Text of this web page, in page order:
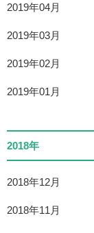
2019年04月
2019年03月
2019年02月
2019年01月
2018年
2018年12月
2018年11月